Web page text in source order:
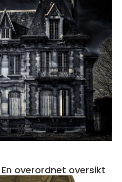
overordnet oversikt